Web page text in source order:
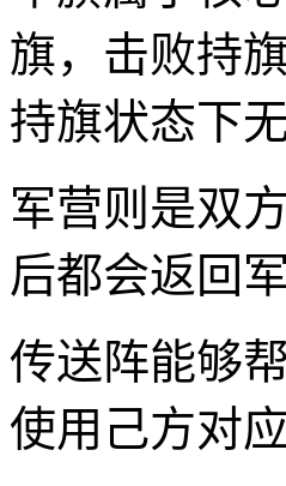
旗，击败持
持旗状态下
军营则是双
后都会返回
传送阵能够
使用己方对